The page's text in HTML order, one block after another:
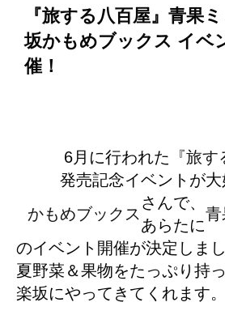
『旅する八百屋』青果
坂かもめブックス イベ
催！
6月に行われた 『旅す
発売記念イベントが
かもめブックス
さんで、
あらたに
青
のイベント開催が決定しまし
夏野菜＆果物をたっぷり持
楽坂にやってきてくれます。